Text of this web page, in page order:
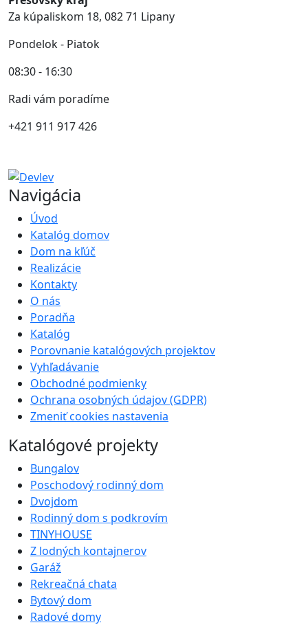
Za kúpaliskom 18, 082 71 Lipany
Pondelok - Piatok
08:30 - 16:30
Radi vám poradíme
+421 911 917 426
Navigácia
Úvod
Katalóg domov
Dom na kľúč
Realizácie
Kontakty
O nás
Poradňa
Katalóg
Porovnanie katalógových projektov
Vyhľadávanie
Obchodné podmienky
Ochrana osobných údajov (GDPR)
Zmeniť cookies nastavenia
Katalógové projekty
Bungalov
Poschodový rodinný dom
Dvojdom
Rodinný dom s podkrovím
TINYHOUSE
Z lodných kontajnerov
Garáž
Rekreačná chata
Bytový dom
Radové domy